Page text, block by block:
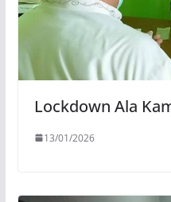
Lockdown Ala
13/01/2026